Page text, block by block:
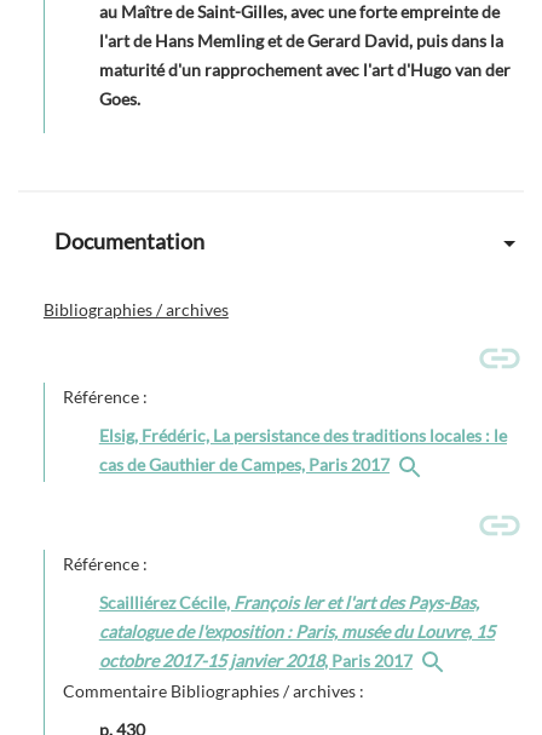
au Maître de Saint-Gilles, avec une forte empreinte de
l'art de Hans Memling et de Gerard David, puis dans la
maturité d'un rapprochement avec l'art d'Hugo van der
Goes.
Documentation
Bibliographies / archives
Référence :
Elsig, Frédéric, La persistance des traditions locales : le
cas de Gauthier de Campes, Paris 2017
Référence :
Scailliérez Cécile, François Ier et l'art des Pays-Bas,
catalogue de l'exposition : Paris, musée du Louvre, 15
octobre 2017-15 janvier 2018, Paris 2017
Commentaire Bibliographies / archives :
p. 430